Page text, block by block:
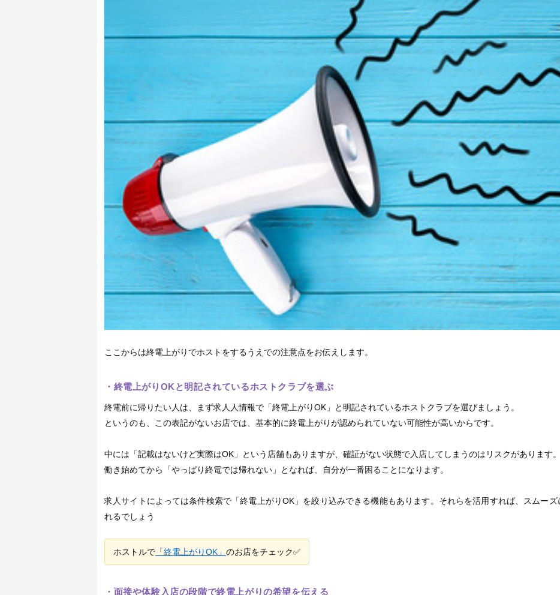
ここからは終電上がりでホストをするうえでの注意点をお伝えします。
・終電上がりOKと明記されているホストクラブを選ぶ
終電前に帰りたい人は、まず求人人情報で「終電上がりOK」と明記されているホストクラブを選びましょう。
というのも、この表記がないお店では、基本的に終電上がりが認められていない可能性が高いからです。
中には「記載はないけど実際はOK」という店舗もありますが、確証がない状態で入店してしまうのはリスクがあります。
働き始めてから「やっぱり終電では帰れない」となれば、自分が一番困ることになります。
求人サイトによっては条件検索で「終電上がりOK」を絞り込みできる機能もあります。それらを活用すれば、スムー
れるでしょう
ホストルで 「終電上がりOK」 のお店をチェック✅
・面接や体験入店の段階で終電上がりの希望を伝える